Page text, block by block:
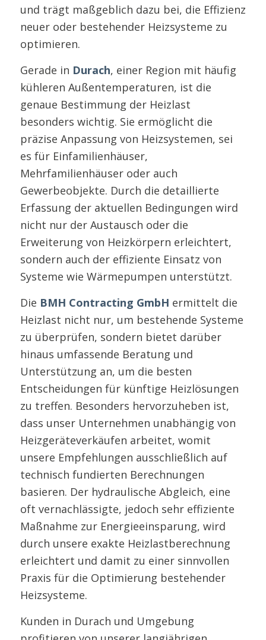
und trägt maßgeblich dazu bei, die Effizienz
neuer oder bestehender Heizsysteme zu
optimieren.
Gerade in Durach, einer Region mit häufig
kühleren Außentemperaturen, ist die
genaue Bestimmung der Heizlast
besonders wichtig. Sie ermöglicht die
präzise Anpassung von Heizsystemen, sei
es für Einfamilienhäuser,
Mehrfamilienhäuser oder auch
Gewerbeobjekte. Durch die detaillierte
Erfassung der aktuellen Bedingungen wird
nicht nur der Austausch oder die
Erweiterung von Heizkörpern erleichtert,
sondern auch der effiziente Einsatz von
Systeme wie Wärmepumpen unterstützt.
Die BMH Contracting GmbH ermittelt die
Heizlast nicht nur, um bestehende Systeme
zu überprüfen, sondern bietet darüber
hinaus umfassende Beratung und
Unterstützung an, um die besten
Entscheidungen für künftige Heizlösungen
zu treffen. Besonders hervorzuheben ist,
dass unser Unternehmen unabhängig von
Heizgeräteverkäufen arbeitet, womit
unsere Empfehlungen ausschließlich auf
technisch fundierten Berechnungen
basieren. Der hydraulische Abgleich, eine
oft vernachlässigte, jedoch sehr effiziente
Maßnahme zur Energieeinsparung, wird
durch unsere exakte Heizlastberechnung
erleichtert und damit zu einer sinnvollen
Praxis für die Optimierung bestehender
Heizsysteme.
Kunden in Durach und Umgebung